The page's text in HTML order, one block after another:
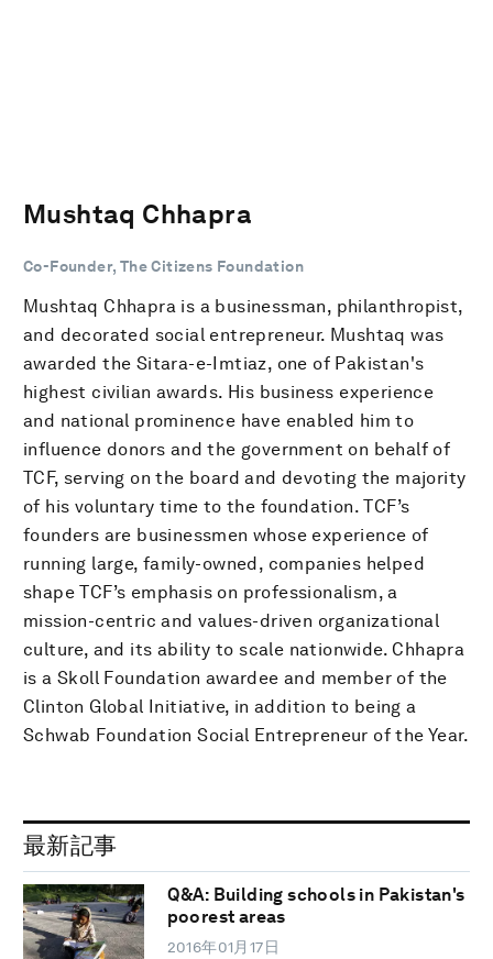
Mushtaq Chhapra
Co-Founder, The Citizens Foundation
Mushtaq Chhapra is a businessman, philanthropist,
and decorated social entrepreneur. Mushtaq was
awarded the Sitara-e-Imtiaz, one of Pakistan's
highest civilian awards. His business experience
and national prominence have enabled him to
influence donors and the government on behalf of
TCF, serving on the board and devoting the majority
of his voluntary time to the foundation. TCF’s
founders are businessmen whose experience of
running large, family-owned, companies helped
shape TCF’s emphasis on professionalism, a
mission-centric and values-driven organizational
culture, and its ability to scale nationwide. Chhapra
is a Skoll Foundation awardee and member of the
Clinton Global Initiative, in addition to being a
Schwab Foundation Social Entrepreneur of the Year.
最新記事
Q&A: Building schools in Pakistan's
poorest areas
2016年01月17日